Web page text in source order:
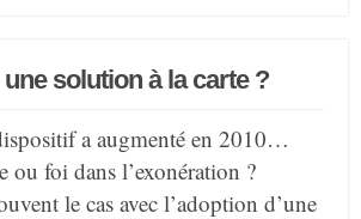
solution à la carte ?
a augmenté en 2010…
ou foi dans l’exonération ?
le cas avec l’adoption d’une